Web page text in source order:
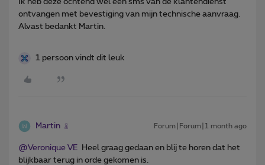
ontvangen met bevestiging van mijn technische aanvraag.
Alvast bedankt Martin.
1 persoon vindt dit leuk
Martin Forum|Forum|1 month ago
@Veronique VE Heel graag gedaan en blij te horen dat het
blijkbaar terug in orde gekomen is.